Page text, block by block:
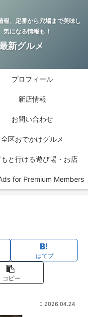
報、定番から穴場まで美味し
気になる情報も！
新グルメ
プロフィール
新店情報
お問い合わせ
全区おでかけグルメ
と行ける遊び場・お店
for Premium Members
はてブ
コピー
2026.04.24